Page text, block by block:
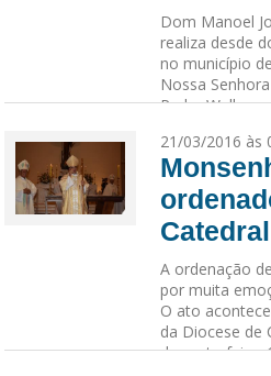
Dom Manoel
realiza desde
no município
Nossa
Padre
oficialmente as
21/03/2016 às
A ordenação
por muita
O ato
da Diocese de
de sexta-feira,